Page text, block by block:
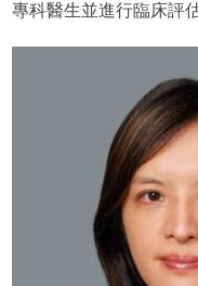
專科醫生並進行臨床評